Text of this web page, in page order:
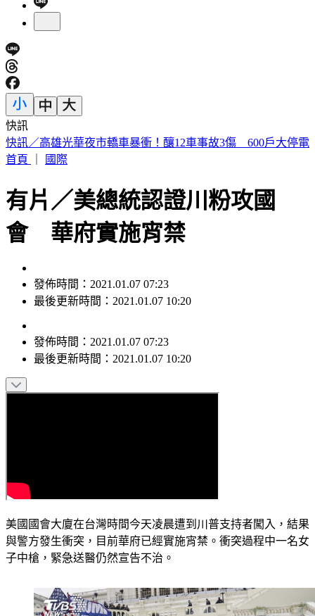
快訊
預告基本工資要漲了！賴清德喊話企業：有獲利替「員工加
薪」
有片／美總統認證川粉攻國
會 華府實施宵禁
發佈時間：2021.01.07 07:23
發佈時間：2021.01.07 07:23
美國國會大廈在台灣時間今天凌晨遭到川普支持者闖入，結果
與警方發生衝突，目前華府已經實施宵禁。衝突過程中一名女